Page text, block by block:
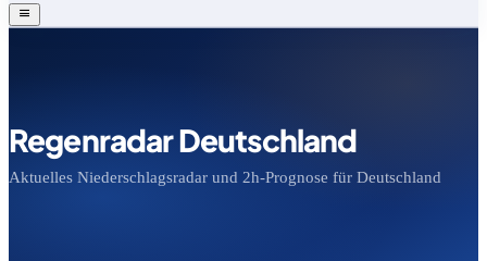
Regenradar Deutschland
Aktuelles Niederschlagsradar und 2h-Prognose für Deutschland